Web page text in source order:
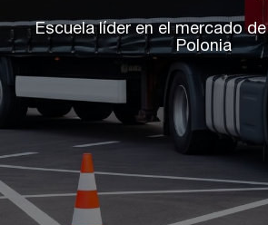
Información útil
Preguntas del examen
Curso corto
Curso largo
Curso largo sin examen
Escuela líder en el mercado
Polonia